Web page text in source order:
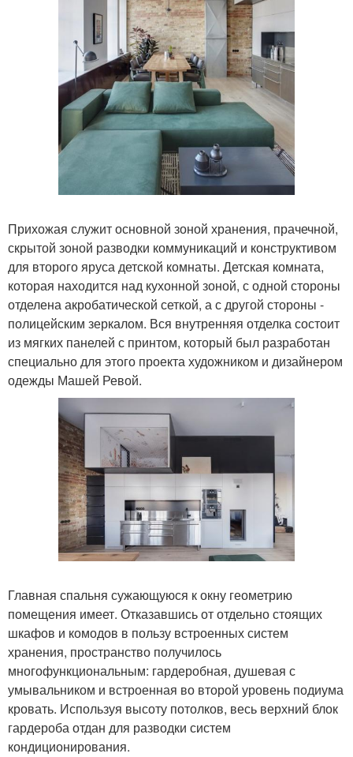
Прихожая служит основной зоной хранения, прачечной,
скрытой зоной разводки коммуникаций и конструктивом
для второго яруса детской комнаты. Детская комната,
которая находится над кухонной зоной, с одной стороны
отделена акробатической сеткой, а с другой стороны -
полицейским зеркалом. Вся внутренняя отделка состоит
из мягких панелей с принтом, который был разработан
специально для этого проекта художником и дизайнером
одежды Машей Ревой.
Главная спальня сужающуюся к окну геометрию
помещения имеет. Отказавшись от отдельно стоящих
шкафов и комодов в пользу встроенных систем
хранения, пространство получилось
многофункциональным: гардеробная, душевая с
умывальником и встроенная во второй уровень подиума
кровать. Используя высоту потолков, весь верхний блок
гардероба отдан для разводки систем
кондиционирования.